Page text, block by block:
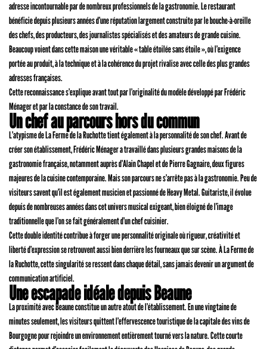
adresse incontournable par de nombreux professionnels de la gastronomie. Le restaurant
bénéficie depuis plusieurs années d’une réputation largement construite par le bouche-à-oreille
des chefs, des producteurs, des journalistes spécialisés et des amateurs de grande cuisine.
Beaucoup voient dans cette maison une véritable « table étoilée sans étoile », où l’exigence
portée au produit, à la technique et à la cohérence du projet rivalise avec celle des plus grandes
adresses françaises.
Cette reconnaissance s’explique avant tout par l’originalité du modèle développé par Frédéric
Ménager et par la constance de son travail.
Un chef au parcours hors du commun
L’atypisme de La Ferme de la Ruchotte tient également à la personnalité de son chef. Avant de
créer son établissement, Frédéric Ménager a travaillé dans plusieurs grandes maisons de la
gastronomie française, notamment auprès d’Alain Chapel et de Pierre Gagnaire, deux figures
majeures de la cuisine contemporaine. Mais son parcours ne s’arrête pas à la gastronomie. Peu de
visiteurs savent qu’il est également musicien et passionné de Heavy Metal. Guitariste, il évolue
depuis de nombreuses années dans cet univers musical exigeant, bien éloigné de l’image
traditionnelle que l’on se fait généralement d’un chef cuisinier.
Cette double identité contribue à forger une personnalité originale où rigueur, créativité et
liberté d’expression se retrouvent aussi bien derrière les fourneaux que sur scène. À La Ferme de
la Ruchotte, cette singularité se ressent dans chaque détail, sans jamais devenir un argument de
communication artificiel.
Une escapade idéale depuis Beaune
La proximité avec Beaune constitue un autre atout de l’établissement. En une vingtaine de
minutes seulement, les visiteurs quittent l’effervescence touristique de la capitale des vins de
Bourgogne pour rejoindre un environnement entièrement tourné vers la nature. Cette courte